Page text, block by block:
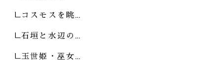
コスモスを眺…
石垣と水辺の…
玉世姫・巫女…